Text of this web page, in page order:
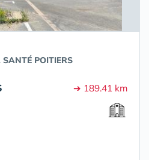
POITIERS
➔ 189.41 km